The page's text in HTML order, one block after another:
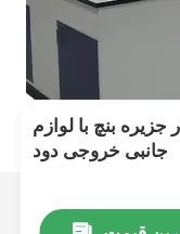
جزیره بنچ با لوازم
جانبی خروجی دود